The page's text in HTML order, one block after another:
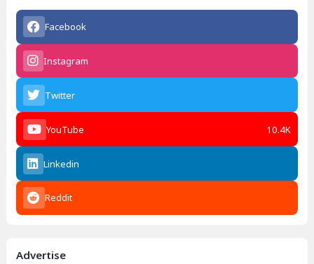
Facebook
Instagram
Twitter
YouTube 10.4K
Linkedin
Reddit
Advertise